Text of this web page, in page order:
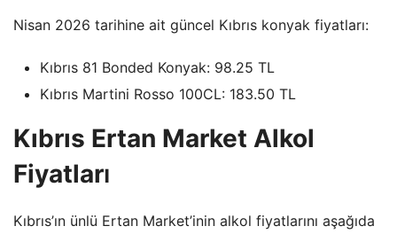
Nisan 2026 tarihine ait güncel Kıbrıs konyak fiyatları:
Kıbrıs 81 Bonded Konyak: 98.25 TL
Kıbrıs Martini Rosso 100CL: 183.50 TL
Kıbrıs Ertan Market Alkol
Fiyatları
Kıbrıs’ın ünlü Ertan Market’inin alkol fiyatlarını aşağıda